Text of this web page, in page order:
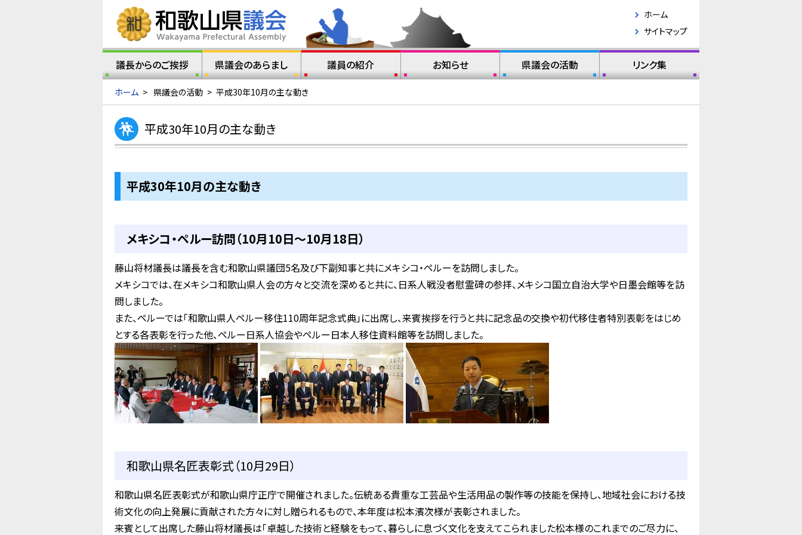
ホーム
サイトマップ
議長からのご挨拶 県議会のあらまし 議員の紹介 お知らせ 県議会の活動 リンク集
ホーム > 県議会の活動 > 平成30年10月の主な動き
平成30年10月の主な動き
平成30年10月の主な動き
メキシコ・ペルー訪問（10月10日～10月18日）
藤山将材議長は議長を含む和歌山県議団5名及び下副知事と共にメキシコ・ペルーを訪問しました。
メキシコでは、在メキシコ和歌山県人会の方々と交流を深めると共に、日系人戦没者慰霊碑の参拝、メキシコ国立自治大学や日墨会館等を訪
問しました。
また、ペルーでは「和歌山県人ペルー移住110周年記念式典」に出席し、来賓挨拶を行うと共に記念品の交換や初代移住者特別表彰をはじめ
とする各表彰を行った他、ペルー日系人協会やペルー日本人移住資料館等を訪問しました。
和歌山県名匠表彰式（10月29日）
和歌山県名匠表彰式が和歌山県庁正庁で開催されました。伝統ある貴重な工芸品や生活用品の製作等の技能を保持し、地域社会における技
術文化の向上発展に貢献された方々に対し贈られるもので、本年度は松本濱次様が表彰されました。
来賓として出席した藤山将材議長は「卓越した技術と経験をもって、暮らしに息づく文化を支えてこられました松本様のこれまでのご尽力に、